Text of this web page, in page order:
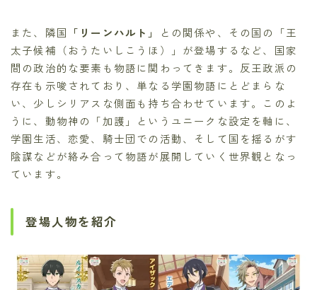
また、隣国 「リーンハルト」
との関係や、その国の「王
太子候補（おうたいしこうほ）」が登場するなど、国家
間の政治的な要素も物語に関わってきます。反王政派の
存在も示唆されており、単なる学園物語にとどまらな
い、少しシリアスな側面も持ち合わせています。このよ
うに、動物神の「加護」というユニークな設定を軸に、
学園生活、恋愛、騎士団での活動、そして国を揺るがす
陰謀などが絡み合って物語が展開していく世界観となっ
ています。
登場人物を紹介